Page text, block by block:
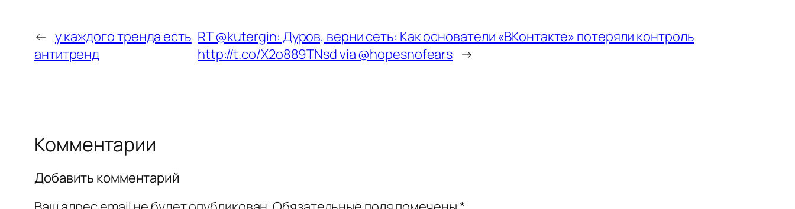
← у каждого тренда есть
антитренд
RT @kutergin: Дуров, верни сеть: Как основатели «ВКонтакте» потеряли контроль
http://t.co/X2o889TNsd via @hopesnofears →
Комментарии
Добавить комментарий